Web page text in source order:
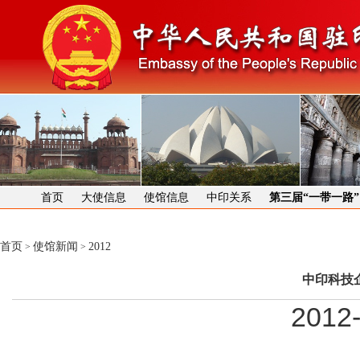
首页 大使信息 使馆信息 中印关系 第三届“一带一路
首页 > 使馆新闻 > 2012
中印科技